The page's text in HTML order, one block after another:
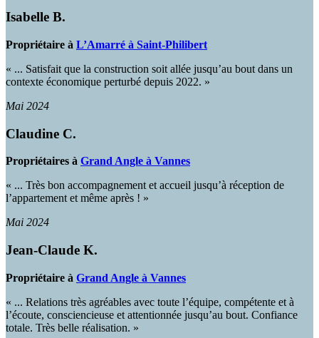
Isabelle B.
Propriétaire à L’Amarré à Saint-Philibert
« ... Satisfait que la construction soit allée jusqu’au bout dans un
contexte économique perturbé depuis 2022. »
Mai 2024
Claudine C.
Propriétaires à Grand Angle à Vannes
« ... Très bon accompagnement et accueil jusqu’à réception de
l’appartement et même après ! »
Mai 2024
Jean-Claude K.
Propriétaire à Grand Angle à Vannes
« ... Relations très agréables avec toute l’équipe, compétente et à
l’écoute, consciencieuse et attentionnée jusqu’au bout. Confiance
totale. Très belle réalisation. »